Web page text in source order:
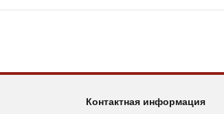
Контактная информация